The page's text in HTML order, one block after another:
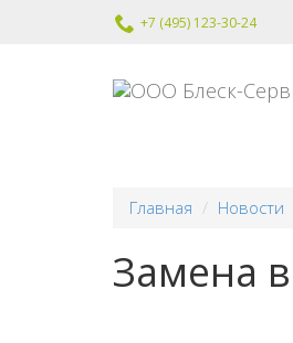
+7 (495) 123-30-24
Главная Новости
Замена